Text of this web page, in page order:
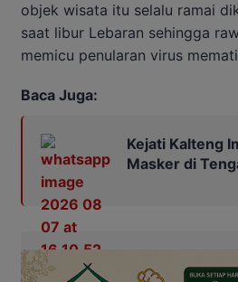
objek wisata itu selalu ramai
saat libur Lebaran sehingga
memicu penularan virus
Baca Juga:
Kejati Kalteng
Masker di